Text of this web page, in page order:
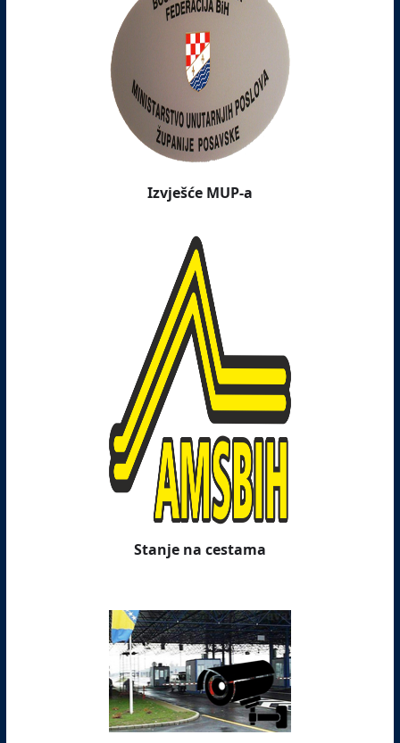
Izvješće MUP-a
Stanje na cestama